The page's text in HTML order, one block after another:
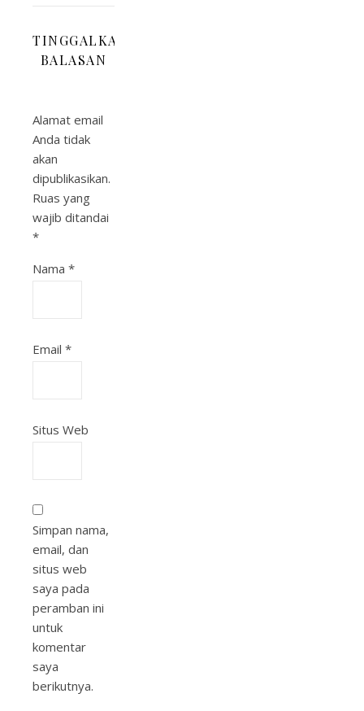
TINGGALKAN
BALASAN
Alamat email
Anda tidak
akan
dipublikasikan.
Ruas yang
wajib ditandai
*
Nama *
Email *
Situs Web
Simpan nama,
email, dan
situs web
saya pada
peramban ini
untuk
komentar
saya
berikutnya.